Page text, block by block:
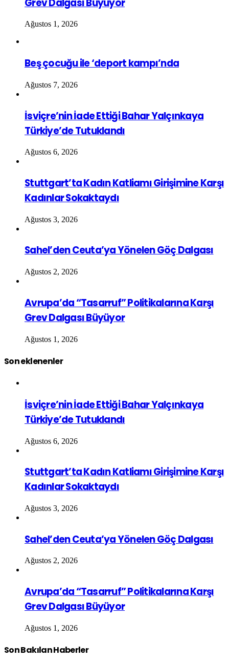
Ağustos 1, 2026
Beş çocuğu ile ‘deport kampı’nda
Ağustos 7, 2026
İsviçre’nin İade Ettiği Bahar Yalçınkaya
Türkiye’de Tutuklandı
Ağustos 6, 2026
Stuttgart’ta Kadın Katliamı Girişimine Karşı
Kadınlar Sokaktaydı
Ağustos 3, 2026
Sahel’den Ceuta’ya Yönelen Göç Dalgası
Ağustos 2, 2026
Avrupa’da “Tasarruf” Politikalarına Karşı
Grev Dalgası Büyüyor
Ağustos 1, 2026
Son eklenenler
İsviçre’nin İade Ettiği Bahar Yalçınkaya
Türkiye’de Tutuklandı
Ağustos 6, 2026
Stuttgart’ta Kadın Katliamı Girişimine Karşı
Kadınlar Sokaktaydı
Ağustos 3, 2026
Sahel’den Ceuta’ya Yönelen Göç Dalgası
Ağustos 2, 2026
Avrupa’da “Tasarruf” Politikalarına Karşı
Grev Dalgası Büyüyor
Ağustos 1, 2026
Son Bakılan Haberler